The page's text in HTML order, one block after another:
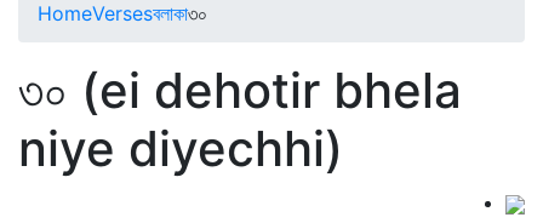
HomeVersesবলাকা৩০
৩০ (ei dehotir bhela
niye diyechhi)